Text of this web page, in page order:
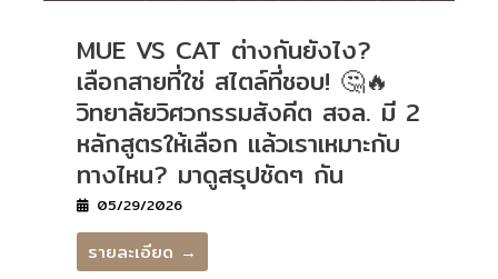
MUE VS CAT ต่างกันยังไง?
เลือกสายที่ใช่ สไตล์ที่ชอบ! 🤔🔥
วิทยาลัยวิศวกรรมสังคีต สจล. มี 2
หลักสูตรให้เลือก แล้วเราเหมาะกับ
ทางไหน? มาดูสรุปชัดๆ กัน
05/29/2026
รายละเอียด →